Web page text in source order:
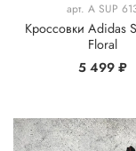
арт. A SUP
Кроссовки Adidas
Floral
5 499 ₽